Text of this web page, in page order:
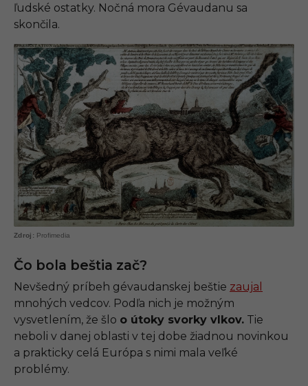
ľudské ostatky. Nočná mora Gévaudanu sa
skončila.
Profimedia
Čo bola beštia zač?
Nevšedný príbeh gévaudanskej beštie zaujal
mnohých vedcov. Podľa nich je možným
vysvetlením, že šlo o útoky svorky vlkov. Tie
neboli v danej oblasti v tej dobe žiadnou novinkou
a prakticky celá Európa s nimi mala veľké
problémy.